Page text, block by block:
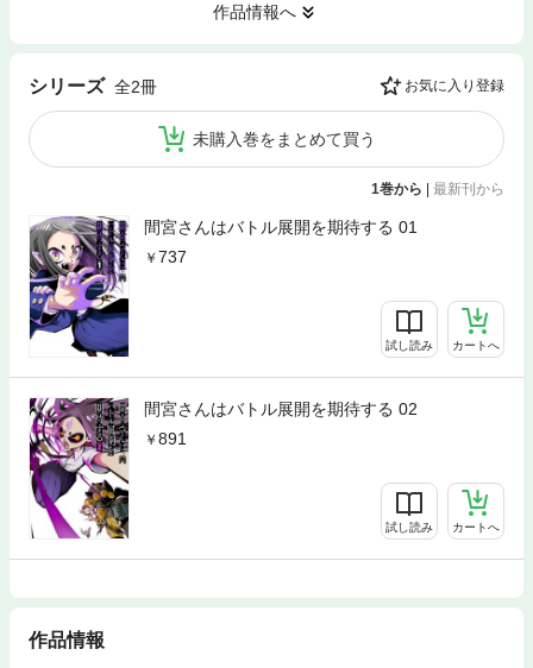
作品情報へ
シリーズ 全2冊 お気に入り登録
未購入巻をまとめて買う
1巻から | 最新刊から
間宮さんはバトル展開を期待する 01
737
試し読み カートへ
間宮さんはバトル展開を期待する 02
891
試し読み カートへ
作品情報